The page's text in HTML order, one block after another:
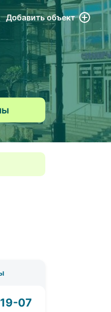
Добавитьобъект
07